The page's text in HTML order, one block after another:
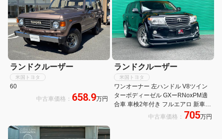
ランドクルーザー
米国トヨタ
60
中古車価格： 658.9万円
ランドクルーザー
米国トヨタ
ワンオーナー 左ハンドル V8ツイン
ターボディーゼル GXーRNoxPM適
合車 車検2年付き フルエアロ 新車並
行輸入車 ドバイ仕様 車庫保管車
中古車価格： 705万円